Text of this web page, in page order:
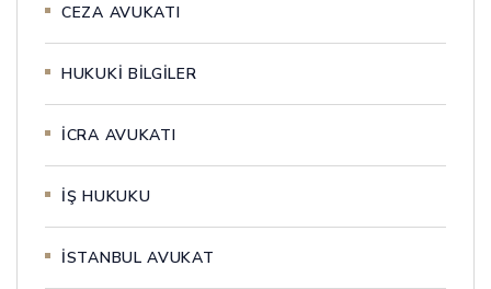
CEZA AVUKATI
HUKUKİ BİLGİLER
İCRA AVUKATI
İŞ HUKUKU
İSTANBUL AVUKAT